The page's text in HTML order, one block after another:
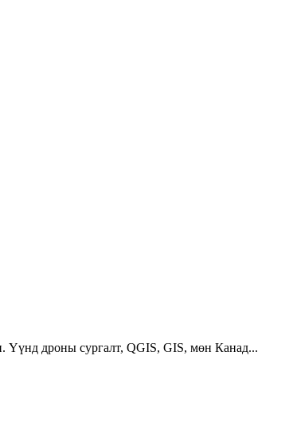
Үүнд дроны сургалт, QGIS, GIS, мөн Канад...